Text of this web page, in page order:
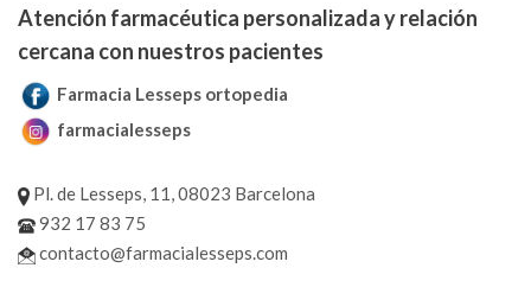
Atención farmacéutica personalizada y relación
cercana con nuestros pacientes
Farmacia Lesseps ortopedia
farmacialesseps
Pl. de Lesseps, 11, 08023 Barcelona
932 17 83 75
contacto@farmacialesseps.com